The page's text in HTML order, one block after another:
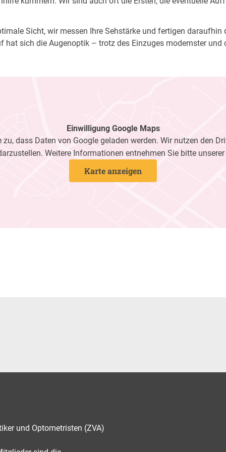
Sicht, wir messen Ihre Sehstärke und fertigen
sich die Augenoptik – trotz des Einzuges modernster
Einwilligung Google Maps
dass Daten von Google geladen werden. Wir nutzen den
Weitere Informationen entnehmen Sie bitte unserer
Karte anzeigen
und Optometristen (ZVA)